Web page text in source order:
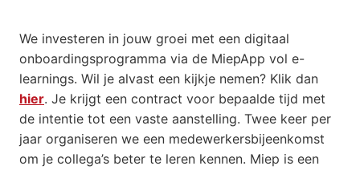
We investeren in jouw groei met een digitaal
onboardingsprogramma via de MiepApp vol e-
learnings. Wil je alvast een kijkje nemen? Klik dan
hier. Je krijgt een contract voor bepaalde tijd met
de intentie tot een vaste aanstelling. Twee keer per
jaar organiseren we een medewerkersbijeenkomst
om je collega’s beter te leren kennen. Miep is een